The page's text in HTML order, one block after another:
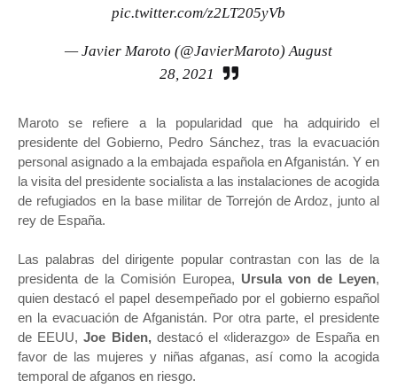
pic.twitter.com/z2LT205yVb
— Javier Maroto (@JavierMaroto)August
28, 2021
Maroto se refiere a la popularidad que ha adquirido el
presidente del Gobierno, Pedro Sánchez, tras la evacuación
personal asignado a la embajada española en Afganistán. Y en
la visita del presidente socialista a las instalaciones de acogida
de refugiados en la base militar de Torrejón de Ardoz, junto al
rey de España.
Las palabras del dirigente popular contrastan con las de la
presidenta de la Comisión Europea, Ursula von de Leyen,
quien destacó el papel desempeñado por el gobierno español
en la evacuación de Afganistán. Por otra parte, el presidente
de EEUU,Joe Biden,destacó el «liderazgo» de España en
favor de las mujeres y niñas afganas, así como la acogida
temporal de afganos en riesgo.